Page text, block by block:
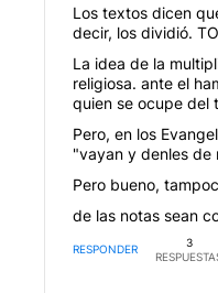
Los textos dicen
decir, los dividió.
La idea de la
religiosa. ante el
quien se ocupe del
Pero, en los
"vayan y denles de
Pero bueno,
de las notas sean
RESPONDER
3